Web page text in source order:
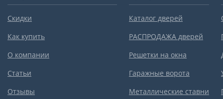
Скидки
Как купить
О компании
Статьи
Отзывы
Каталог дверей
РАСПРОДАЖА дверей
Решетки на окна
Гаражные ворота
Металлические ставни